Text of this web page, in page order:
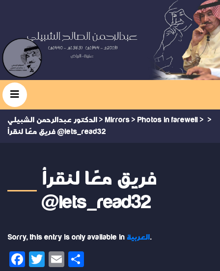
الدكتور عبدالرحمن الشبيلي > Mirrors > Photos in farewell > >
فريق معًا لنقرأ @lets_read32
فريق معًا لنقرأ
@lets_read32
Sorry, this entry is only available in العربية .
Facebook
Twitter
Email